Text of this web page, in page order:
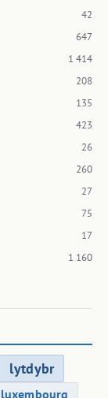
42
647
1 414
208
135
423
26
260
27
75
17
1 160
lytdybr
luxembourg